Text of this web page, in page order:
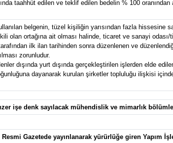
taahhüt edilen ve teklif edilen bedelin % 100
belgenin, tüzel kişiliğin yarısından fazla hissesine
olan ortağına ait olması halinde, ticaret ve sanayi
ilk ilan tarihinden sonra düzenlenen ve
zorunludur.
dışında yurt dışında gerçekleştirilen işlerden elde
dayanarak kurulan şirketler topluluğu ilişkisi
işe denk sayılacak mühendislik ve mimarlık
Gazetede yayınlanarak yürürlüğe giren Yapım